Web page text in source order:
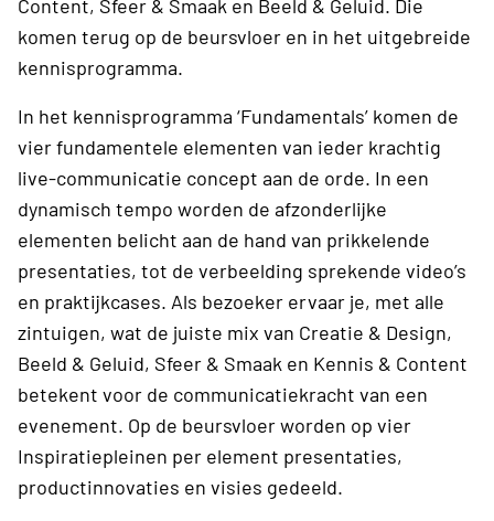
Content, Sfeer & Smaak en Beeld & Geluid. Die
komen terug op de beursvloer en in het uitgebreide
kennisprogramma.
In het kennisprogramma ‘Fundamentals’ komen de
vier fundamentele elementen van ieder krachtig
live-communicatie concept aan de orde. In een
dynamisch tempo worden de afzonderlijke
elementen belicht aan de hand van prikkelende
presentaties, tot de verbeelding sprekende video’s
en praktijkcases. Als bezoeker ervaar je, met alle
zintuigen, wat de juiste mix van Creatie & Design,
Beeld & Geluid, Sfeer & Smaak en Kennis & Content
betekent voor de communicatiekracht van een
evenement. Op de beursvloer worden op vier
Inspiratiepleinen per element presentaties,
productinnovaties en visies gedeeld.